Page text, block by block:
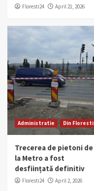
Floresti24 April 21, 2026
Administratie Din Floresti
Trecerea de pietoni de
la Metro a fost
desființată definitiv
Floresti24 April 2, 2026